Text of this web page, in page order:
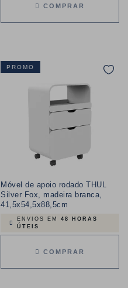
COMPRAR
PROMO
Móvel de apoio rodado THUL
Silver Fox, madeira branca,
41,5x54,5x88,5cm
ENVIOS EM 48 HORAS
ÚTEIS
COMPRAR